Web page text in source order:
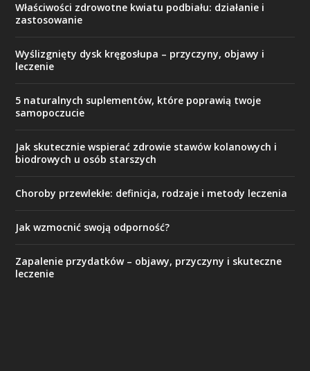
Właściwości zdrowotne kwiatu podbiału: działanie i
zastosowanie
Wyślizgnięty dysk kręgosłupa – przyczyny, objawy i
leczenie
5 naturalnych suplementów, które poprawią twoje
samopoczucie
Jak skutecznie wspierać zdrowie stawów kolanowych i
biodrowych u osób starszych
Choroby przewlekłe: definicja, rodzaje i metody leczenia
Jak wzmocnić swoją odporność?
Zapalenie przydatków – objawy, przyczyny i skuteczne
leczenie